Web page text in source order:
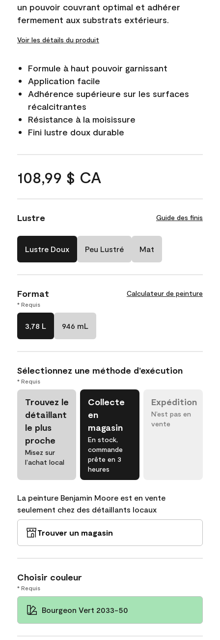
un pouvoir couvrant optimal et adhérer
fermement aux substrats extérieurs.
Voir les détails du produit
Formule à haut pouvoir garnissant
Application facile
Adhérence supérieure sur les surfaces
récalcitrantes
Résistance à la moisissure
Fini lustre doux durable
108,99 $ CA
Lustre Guide des finis
Lustre Doux Peu Lustré Mat
Format Calculateur de peinture
* Requis
3,78 L 946 mL
Sélectionnez une méthode d’exécution
* Requis
Trouvez le
détaillant
le plus
proche
Misez sur
l’achat local
Collecte
en
magasin
En stock,
commande
prête en 3
heures
Expédition
N’est pas en
vente
La peinture Benjamin Moore est en vente
seulement chez des détaillants locaux
Trouver un magasin
Choisir couleur
* Requis
Bourgeon Vert 2033-50